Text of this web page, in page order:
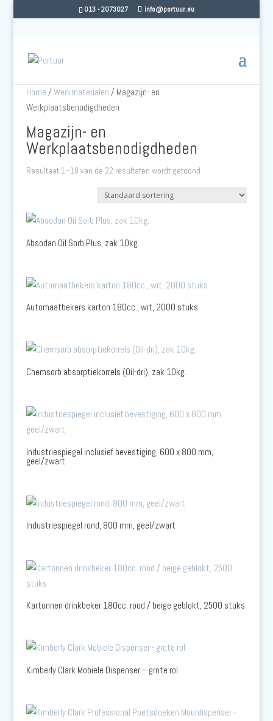
013 - 2073027 info@portuur.eu
Home /Werkmaterialen / Magazijn- en
Werkplaatsbenodigdheden
Magazijn- en
Werkplaatsbenodigdheden
Resultaat 1–18 van de 22 resultaten wordt getoond
Absodan Oil Sorb Plus, zak 10kg.
Automaatbekers karton 180cc., wit, 2000 stuks
Chemsorb absorptiekorrels (Oil-dri), zak 10kg.
Industriespiegel inclusief bevestiging, 600 x 800 mm,
geel/zwart
Industriespiegel rond, 800 mm, geel/zwart
Kartonnen drinkbeker 180cc. rood / beige geblokt, 2500 stuks
Kimberly Clark Mobiele Dispenser – grote rol